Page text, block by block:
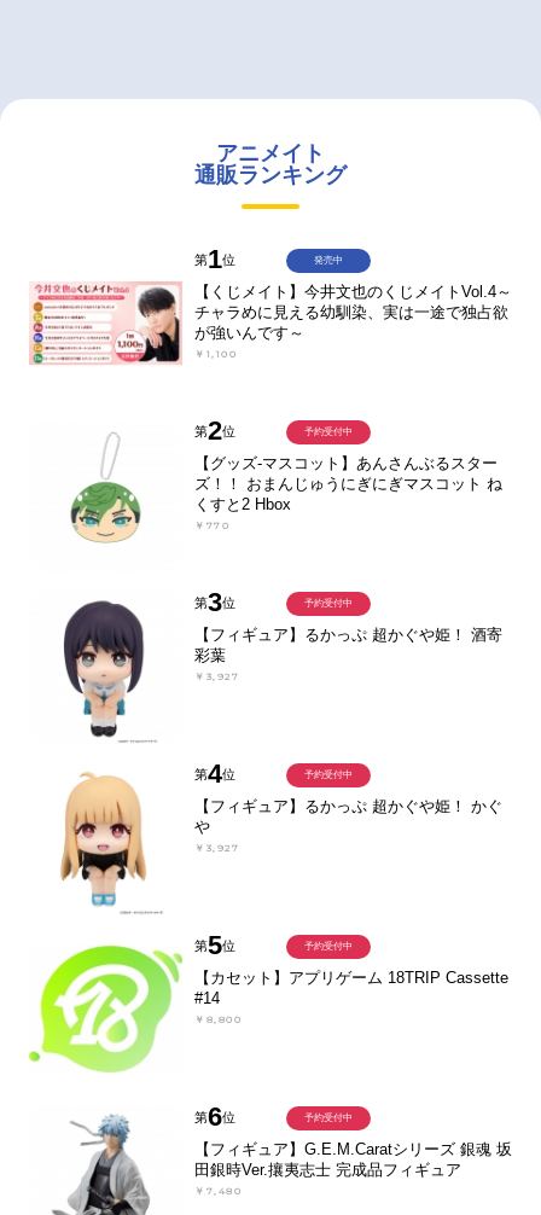
アニメイト
通販ランキング
第1位
【くじメイト】今井文也のくじメイトVol.4～
チャラめに見える幼馴染、実は一途で独占欲
が強いんです～
￥1,100
発売中
第2位
【グッズ-マスコット】あんさんぶるスター
ズ！！ おまんじゅうにぎにぎマスコット ね
くすと2 Hbox
￥770
予約受付中
第3位
【フィギュア】るかっぷ 超かぐや姫！ 酒寄
彩葉
￥3,927
予約受付中
第4位
【フィギュア】るかっぷ 超かぐや姫！ かぐ
や
￥3,927
予約受付中
第5位
【カセット】アプリゲーム 18TRIP Cassette
#14
￥8,800
予約受付中
第6位
【フィギュア】G.E.M.Caratシリーズ 銀魂 坂
田銀時Ver.攘夷志士 完成品フィギュア
￥7,480
予約受付中